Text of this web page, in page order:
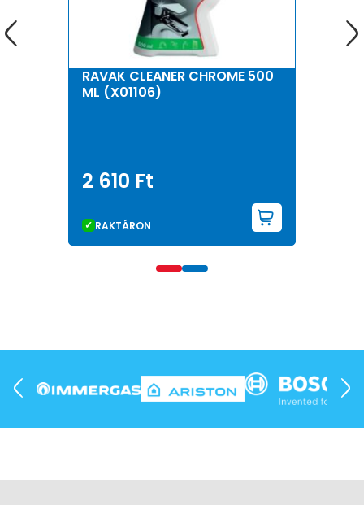
RAVAK CLEANER CHROME 500
ML (X01106)
2 610 Ft
RAKTÁRON